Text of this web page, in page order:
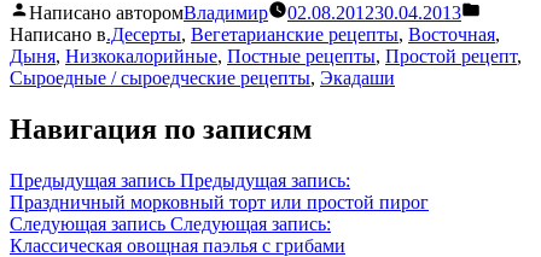
Написано авторомВладимир 02.08.201230.04.2013
Написано в.Десерты, Вегетарианские рецепты, Восточная,
Дыня, Низкокалорийные, Постные рецепты, Простой рецепт,
Сыроедные / сыроедческие рецепты, Экадаши
Навигация по записям
Предыдущая запись Предыдущая запись:
Праздничный морковный торт или простой пирог
Следующая запись Следующая запись:
Классическая овощная паэлья с грибами